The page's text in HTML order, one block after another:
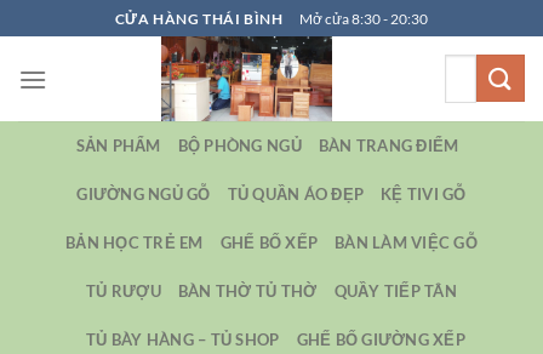
qua
nội
CỬA HÀNG THÁI BÌNH Mở cửa 8:30 - 20:30
SẢN PHẨM BỘ PHÒNG NGỦ BÀN TRANG ĐIỂM
GIƯỜNG NGỦ GỖ TỦ QUẦN ÁO ĐẸP KỆ TIVI GỖ
BẢN HỌC TRẺ EM GHẾ BỐ XẾP BÀN LÀM VIỆC GỖ
TỦ RƯỢU BÀN THỜ TỦ THỜ QUẦY TIẾP TÂN
TỦ BÀY HÀNG – TỦ SHOP GHẾ BỐ GIƯỜNG XẾP